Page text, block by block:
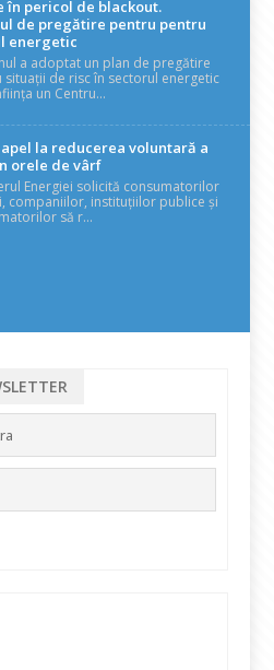
în pericol de blackout.
de pregătire pentru pentru
energetic
a adoptat un plan de pregătire
situații de risc în sectorul energetic
un Centru...
la reducerea voluntară a
orele de vârf
Energiei solicită consumatorilor
companiilor, instituțiilor publice și
să r...